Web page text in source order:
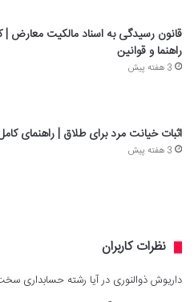
قانون رسیدگی به اسناد مالکیت معارض |
راهنما و قوانین
3 هفته پیش
اثبات خیانت مرد برای طلاق | راهنمای
3 هفته پیش
نظرات کاربران
داریوش ذوالنوری درآیا رشته حسابداری